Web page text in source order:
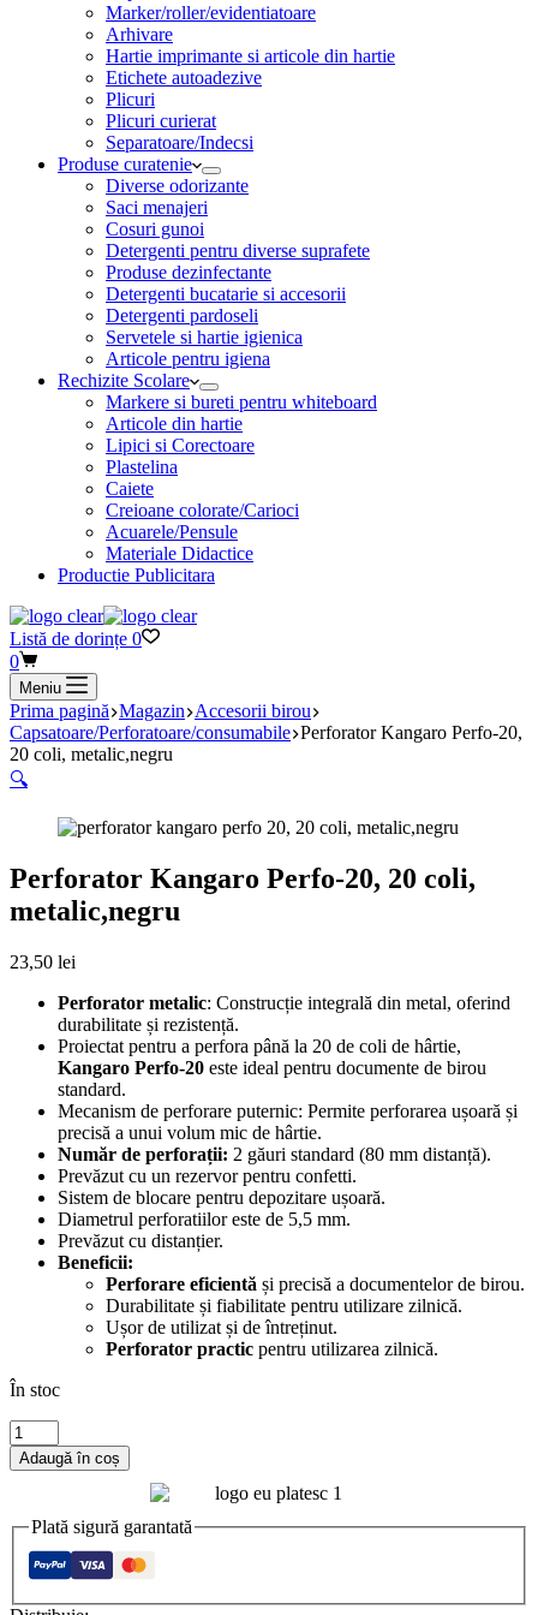
Marker/roller/evidentiatoare
Arhivare
Hartie imprimante si articole din hartie
Etichete autoadezive
Plicuri
Plicuri curierat
Separatoare/Indecsi
Produse curatenie
Diverse odorizante
Saci menajeri
Cosuri gunoi
Detergenti pentru diverse suprafete
Produse dezinfectante
Detergenti bucatarie si accesorii
Detergenti pardoseli
Servetele si hartie igienica
Articole pentru igiena
Rechizite Scolare
Markere si bureti pentru whiteboard
Articole din hartie
Lipici si Corectoare
Plastelina
Caiete
Creioane colorate/Carioci
Acuarele/Pensule
Materiale Didactice
Productie Publicitara
Listă de dorințe 0
Coș
de
cumpărături
0
Meniu
Prima pagină Magazin Accesorii birou
Capsatoare/Perforatoare/consumabile Perforator Kangaro Perfo-20,
20 coli, metalic,negru
🔍
Perforator Kangaro Perfo-20, 20 coli,
metalic,negru
23,50 lei
Perforator metalic: Construcție integrală din metal, oferind
durabilitate și rezistență.
Proiectat pentru a perfora până la 20 de coli de hârtie,
Kangaro Perfo-20 este ideal pentru documente de birou
standard.
Mecanism de perforare puternic: Permite perforarea ușoară și
precisă a unui volum mic de hârtie.
Număr de perforații: 2 găuri standard (80 mm distanță).
Prevăzut cu un rezervor pentru confetti.
Sistem de blocare pentru depozitare ușoară.
Diametrul perforatiilor este de 5,5 mm.
Prevăzut cu distanțier.
Beneficii:
Perforare eficientă și precisă a documentelor de birou.
Durabilitate și fiabilitate pentru utilizare zilnică.
Ușor de utilizat și de întreținut.
Perforator practic pentru utilizarea zilnică.
În stoc
Cantitate
Perforator
Kangaro
20,
coli,
metalic,negru
Adaugă în coș
Plată sigură garantată